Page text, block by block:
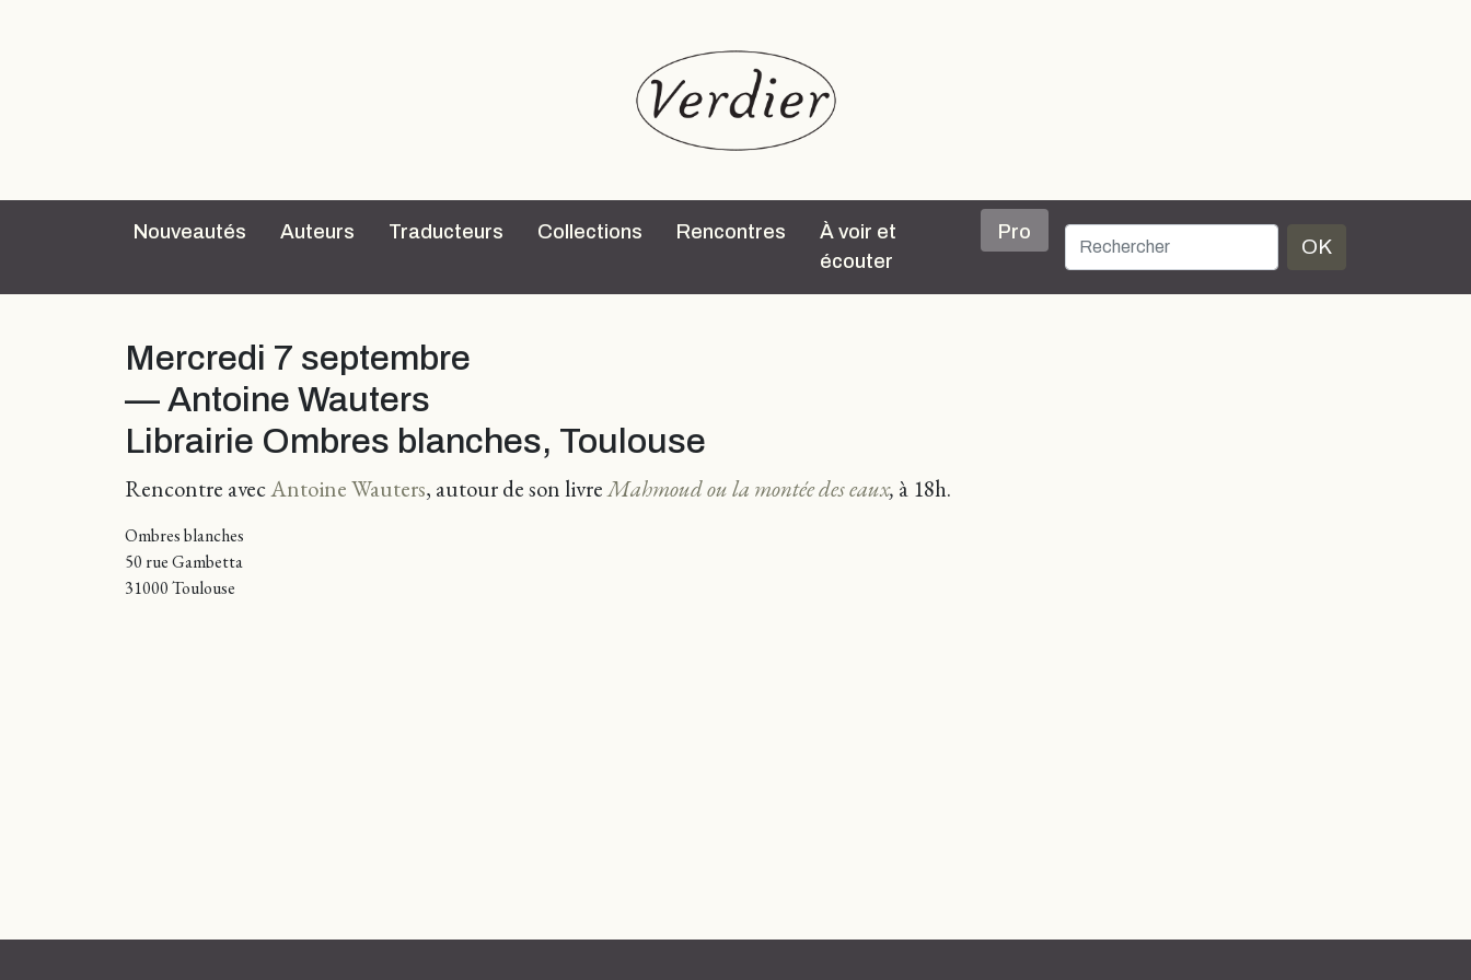
Nouveautés Auteurs Traducteurs Collections Rencontres
À voir et
écouter
Pro
OK
Mercredi 7 septembre
— Antoine Wauters
Librairie Ombres blanches, Toulouse
Rencontre avecAntoine Wauters, autour de son livreMahmoud ou la montée des eaux, à 18h.
Ombres blanches
50 rue Gambetta
31000 Toulouse